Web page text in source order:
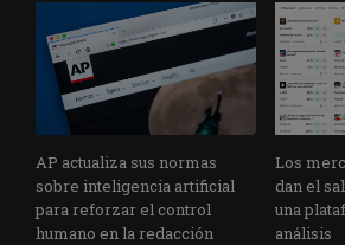
AP actualiza sus normas
sobre inteligencia artificial
para reforzar el control
humano en la redacción
Los
dan el
una
análisis